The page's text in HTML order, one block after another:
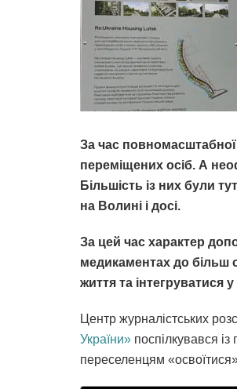
За час
переміщених осіб. А
Більшість із них були
на Волині і досі.
За цей час характер
медикаментах до більш
життя та інтегруватися
Центр журналістських
України» поспілкувався
переселенцям